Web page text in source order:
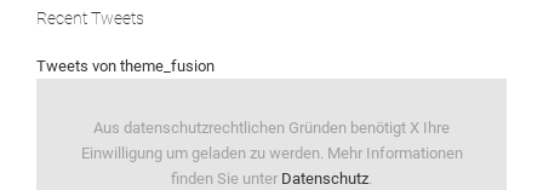
Recent Tweets
Tweets von theme_fusion
Aus datenschutzrechtlichen Gründen benötigt X Ihre
Einwilligung um geladen zu werden. Mehr Informationen
finden Sie unter Datenschutz